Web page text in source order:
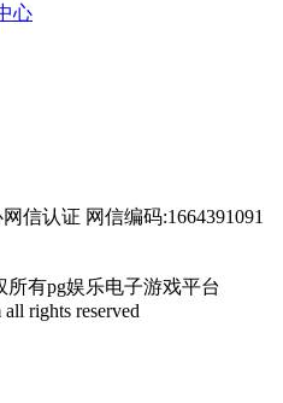
心
信认证 网信编码:1664391091
有pg娱乐电子游戏平台
rights reserved